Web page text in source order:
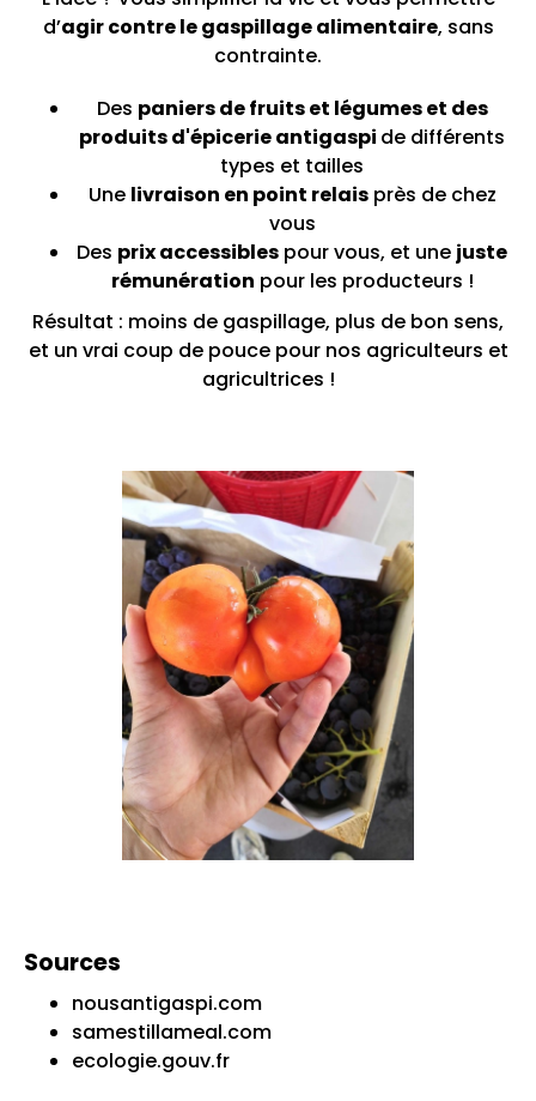
d’agir contre le gaspillage alimentaire, sans
contrainte.
Des paniers de fruits et légumes et des
produits d'épicerie antigaspi de différents
types et tailles
Une livraison en point relaisprès de chez
vous
Des prix accessibles pour vous, et une juste
rémunération pour les producteurs !
Résultat : moins de gaspillage, plus de bon sens,
et un vrai coup de pouce pour nos agriculteurs et
agricultrices !
Sources
nousantigaspi.com
samestillameal.com
ecologie.gouv.fr